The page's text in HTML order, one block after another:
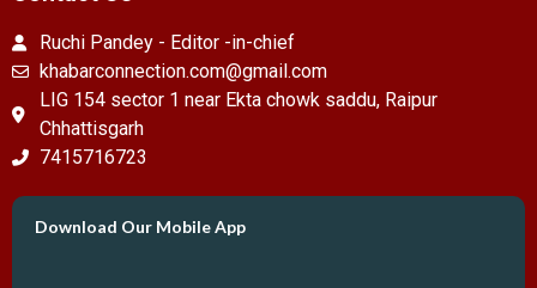
Ruchi Pandey - Editor -in-chief
khabarconnection.com@gmail.com
LIG 154 sector 1 near Ekta chowk saddu, Raipur
Chhattisgarh
7415716723
Download Our Mobile App